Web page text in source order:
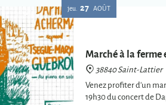
jeu. 27 AOÛT
Marché à la ferme
38840 Saint-Lattier
Venez profiter d'un
19h30 du concert de